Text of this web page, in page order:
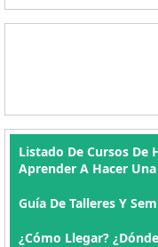
Listado De Cursos De
Aprender A Hacer
Guía De Talleres Y
¿Cómo Llegar?